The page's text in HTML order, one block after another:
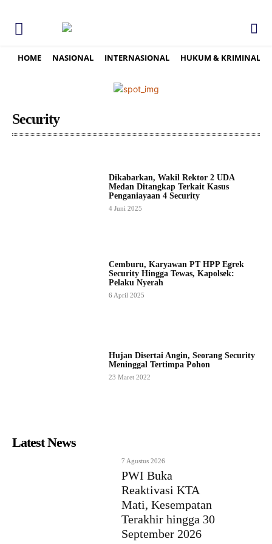
HOME NASIONAL INTERNASIONAL HUKUM & KRIMINAL
Security
Dikabarkan, Wakil Rektor 2 UDA
Medan Ditangkap Terkait Kasus
Penganiayaan 4 Security
4 Juni 2025
Cemburu, Karyawan PT HPP Egrek
Security Hingga Tewas, Kapolsek:
Pelaku Nyerah
6 April 2025
Hujan Disertai Angin, Seorang Security
Meninggal Tertimpa Pohon
23 Maret 2022
Latest News
7 Agustus 2026
PWI Buka
Reaktivasi KTA
Mati, Kesempatan
Terakhir hingga 30
September 2026